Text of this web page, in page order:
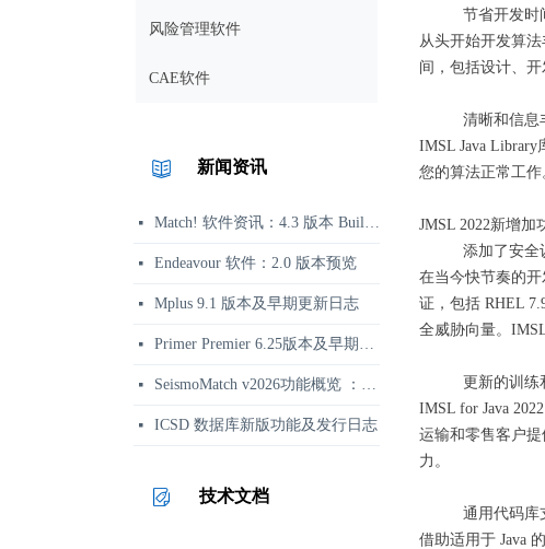
节省开发时
从头开始开发算
间，包括设计、开
清晰和信息
IMSL Java
您的算法正常工作
JMSL 2022新增加
添加了安全
在当今快节奏的
证，包括 RHEL
全威胁向量。
更新的训练
IMSL for Java
运输和零售客户
力。
通用代码库
借助适用于 Java
风险管理软件
CAE软件
新闻资讯
넷 Match! 软件资讯：4.3 版本 Build 360 发布说明
넷 Endeavour 软件：2.0 版本预览
넷 Mplus 9.1 版本及早期更新日志
넷 Primer Premier 6.25版本及早期更新日志
넷 SeismoMatch v2026功能概览 ：地震动谱匹配与结构动力分析
넷 ICSD 数据库新版功能及发行日志
技术文档